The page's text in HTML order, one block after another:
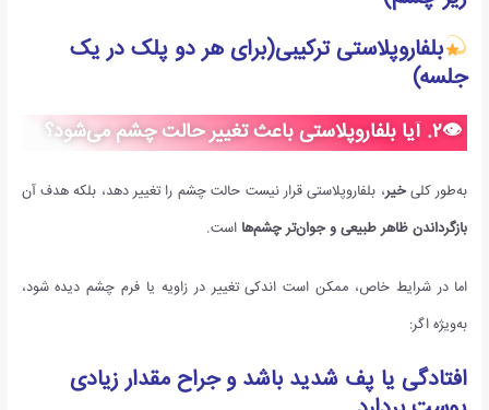
بلفاروپلاستی ترکیبی(برای هر دو پلک در یک
جلسه)
👁۲. آیا بلفاروپلاستی باعث تغییر حالت چشم می‌شود؟
به‌طور کلیخیر، بلفاروپلاستی قرار نیست حالت چشم را تغییر دهد، بلکه هدف آن
بازگرداندن ظاهر طبیعی و جوان‌تر چشم‌هااست.
اما در شرایط خاص، ممکن است اندکی تغییر در زاویه یا فرم چشم دیده شود،
به‌ویژه اگر:
افتادگی یا پف شدید باشد و جراح مقدار زیادی